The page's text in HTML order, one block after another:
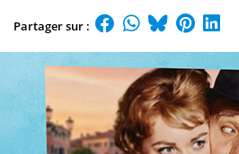
Partager sur :